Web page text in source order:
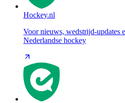
Hockey.nl
Voor nieuws, wedstrijd-updates
Nederlandse hockey